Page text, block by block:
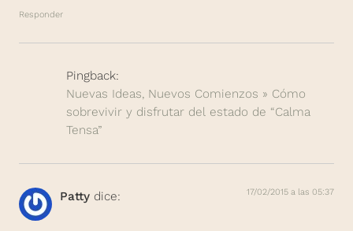
Responder
Pingback:
Nuevas Ideas, Nuevos Comienzos » Cómo
sobrevivir y disfrutar del estado de “Calma
Tensa”
Patty dice: 17/02/2015 a las 05:37